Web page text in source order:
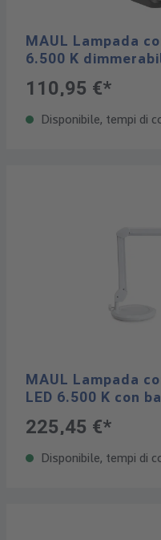
MAUL Lampada
6.500 K
110,95 €*
Disponibile, tempi di
MAUL Lampada
LED 6.500 K con
225,45 €*
Disponibile, tempi di